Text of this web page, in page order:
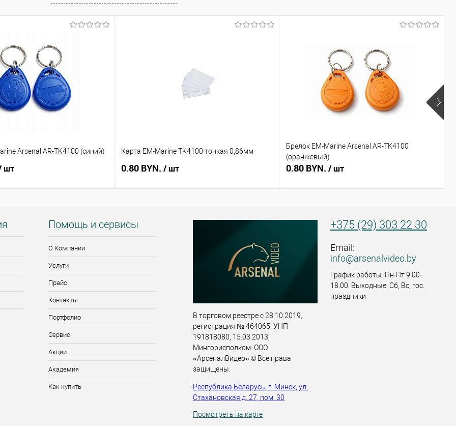
Arsenal AR-TK4100 (синий)
шт
Карта EM-Marine TK4100 тонкая 0,86мм
0.80 BYN. / шт
Брелок EM-Marine Arsenal AR-TK4100
(оранжевый)
0.80 BYN. / шт
Помощь и сервисы
О Компании
Услуги
Прайс
Контакты
Портфолио
Сервис
Акции
Академия
Как купить
В торговом реестре с 28.10.2019,
регистрация № 464065. УНП
191818080, 15.03.2013,
Мингорисполком. ООО
«АрсеналВидео» © Все права
защищены.
Республика Беларусь, г. Минск, ул.
Стахановская д. 27, пом. 30
Посмотреть на карте
+375 (29) 303 22 30
Email:
info@arsenalvideo.by
График работы: Пн-Пт 9.00-
18.00. Выходные: Сб, Вс, гос.
праздники